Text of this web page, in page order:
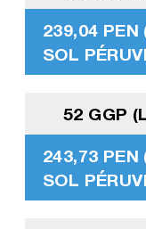
239,04 PEN
SOL
52 GGP
243,73 PEN
SOL